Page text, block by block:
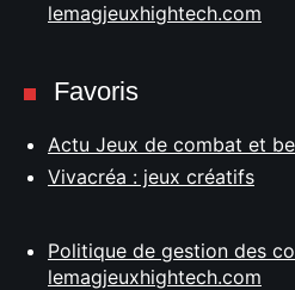
lemagjeuxhightech.com
Favoris
Actu Jeux de combat et
Vivacréa : jeux créatifs
Politique de gestion des
lemagjeuxhightech.com